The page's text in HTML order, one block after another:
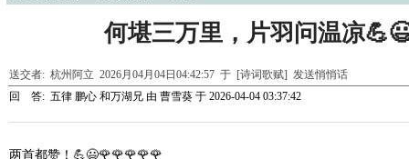
何堪三万里，片羽问温凉
送交者: 杭州阿立 2026月04月04日04:42:57 于 [诗词歌赋] 发送悄悄话
回 答: 五律 鹏心 和万湖兄 由 曹雪葵 于 2026-04-04 03:37:42
两首都赞！💪😃🌹🌹🌹🌹🌹